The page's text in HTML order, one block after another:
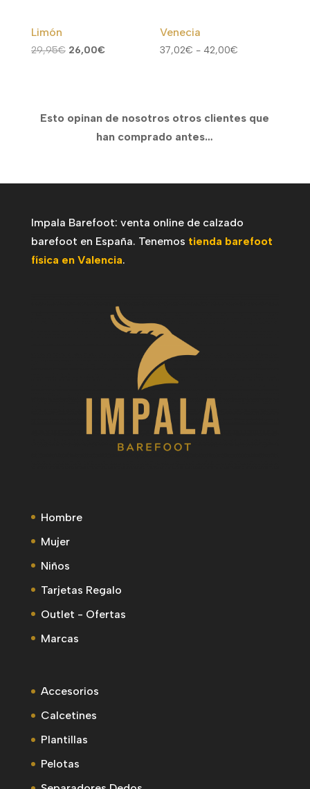
Limón
29,95€ El
29,95€.
26,00€El
26,00€.
Venecia
37,02€ - 42,00€
37,02€
Esto opinan de nosotros otros clientes que
han comprado antes…
Impala Barefoot: venta online de calzado
barefoot en España. Tenemos tienda barefoot
física en Valencia.
Hombre
Mujer
Niños
Tarjetas Regalo
Outlet - Ofertas
Marcas
Accesorios
Calcetines
Plantillas
Pelotas